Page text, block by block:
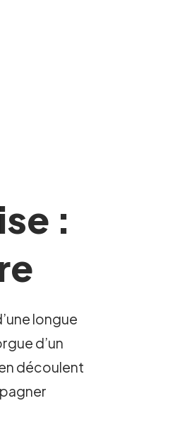
:
longue
d’un
découlent